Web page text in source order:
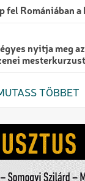
fel Romániában
nyitja meg
mesterkurzust
TÖBBET